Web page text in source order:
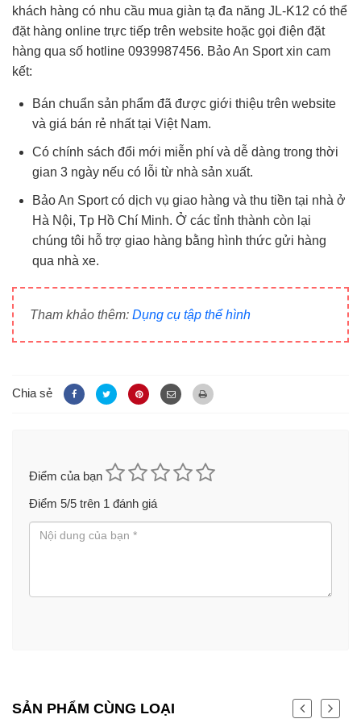
khách hàng có nhu cầu mua giàn tạ đa năng JL-K12 có thể
đặt hàng online trực tiếp trên website hoặc gọi điện đặt
hàng qua số hotline 0939987456. Bảo An Sport xin cam
kết:
Bán chuẩn sản phẩm đã được giới thiệu trên website
và giá bán rẻ nhất tại Việt Nam.
Có chính sách đổi mới miễn phí và dễ dàng trong thời
gian 3 ngày nếu có lỗi từ nhà sản xuất.
Bảo An Sport có dịch vụ giao hàng và thu tiền tại nhà ở
Hà Nội, Tp Hồ Chí Minh. Ở các tỉnh thành còn lại
chúng tôi hỗ trợ giao hàng bằng hình thức gửi hàng
qua nhà xe.
Tham khảo thêm: Dụng cụ tập thể hình
Chia sẻ
Điểm của bạn
Điểm 5/5 trên 1 đánh giá
SẢN PHẨM CÙNG LOẠI